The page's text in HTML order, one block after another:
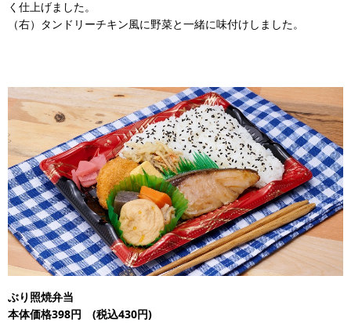
く仕上げました。
（右）タンドリーチキン風に野菜と一緒に味付けしました。
ぶり照焼弁当
本体価格398円 (税込430円)